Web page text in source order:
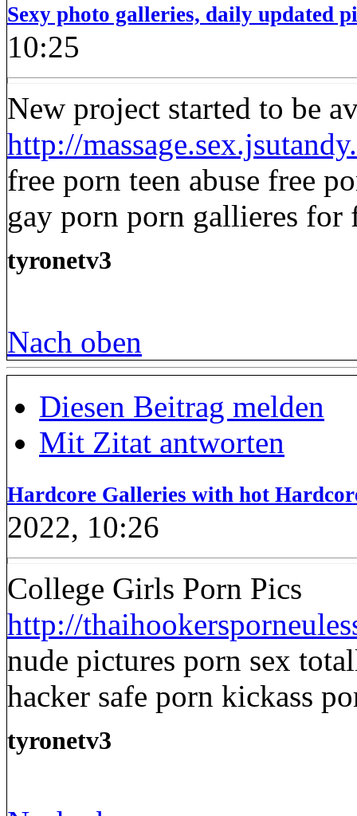
Sexy photo galleries, daily updated
10:25
New project started to be
http://
free porn teen abuse free
gay porn porn gallieres for
tyronetv3
Nach oben
Diesen Beitrag melden
Mit Zitat antworten
Hardcore Galleries with hot
2022, 10:26
College Girls Porn Pics
http://
nude pictures porn sex
hacker safe porn kickass
tyronetv3